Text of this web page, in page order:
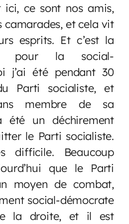
ici, ce sont nos amis,
camarades, et cela vit
esprits. Et c’est la
pour la social-
j’ai été pendant 30
Parti socialiste, et
membre de sa
été un déchirement
le Parti socialiste.
Beaucoup
que le Parti
moyen de combat,
social-démocrate
la droite, et il est